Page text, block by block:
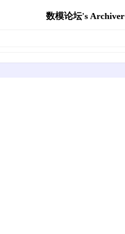
数模论坛's Archiver